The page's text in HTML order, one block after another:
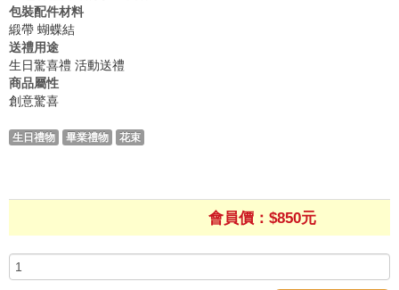
包裝配件材料
緞帶 蝴蝶結
送禮用途
生日驚喜禮 活動送禮
商品屬性
創意驚喜
生日禮物 畢業禮物 花束
會員價：$850元